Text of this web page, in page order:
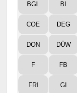
BGL BI
COE DEG
DON DÜW
F FB
FRI GI